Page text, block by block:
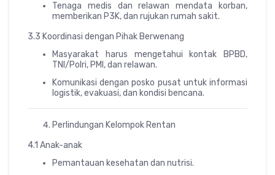
Tenaga medis dan relawan mendata korban,
memberikan P3K, dan rujukan rumah sakit.
3.3 Koordinasi dengan Pihak Berwenang
Masyarakat harus mengetahui kontak BPBD,
TNI/Polri, PMI, dan relawan.
Komunikasi dengan posko pusat untuk informasi
logistik, evakuasi, dan kondisi bencana.
Perlindungan Kelompok Rentan
4.1 Anak-anak
Pemantauan kesehatan dan nutrisi.